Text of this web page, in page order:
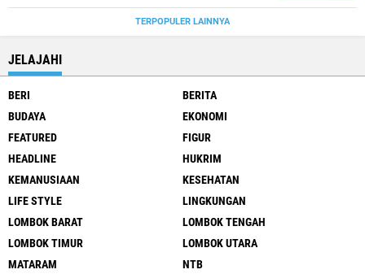
TERPOPULER LAINNYA
JELAJAHI
BERI
BERITA
BUDAYA
EKONOMI
FEATURED
FIGUR
HEADLINE
HUKRIM
KEMANUSIAAN
KESEHATAN
LIFE STYLE
LINGKUNGAN
LOMBOK BARAT
LOMBOK TENGAH
LOMBOK TIMUR
LOMBOK UTARA
MATARAM
NTB